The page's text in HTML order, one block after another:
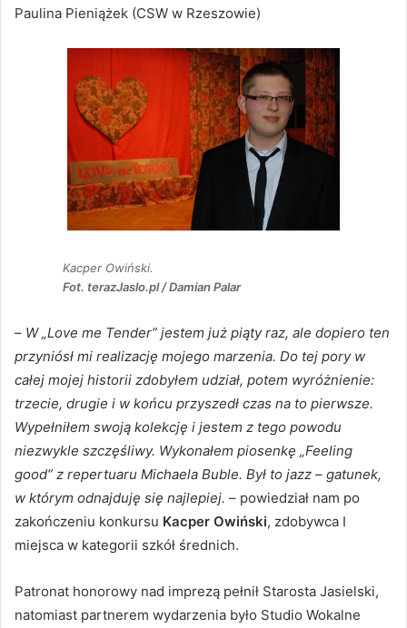
Paulina Pieniążek (CSW w Rzeszowie)
Kacper Owiński.
Fot. terazJaslo.pl / Damian Palar
– W „Love me Tender” jestem już piąty raz, ale dopiero ten
przyniósł mi realizację mojego marzenia. Do tej pory w
całej mojej historii zdobyłem udział, potem wyróżnienie:
trzecie, drugie i w końcu przyszedł czas na to pierwsze.
Wypełniłem swoją kolekcję i jestem z tego powodu
niezwykle szczęśliwy. Wykonałem piosenkę „Feeling
good” z repertuaru Michaela Buble. Był to jazz – gatunek,
w którym odnajduję się najlepiej. – powiedział nam po
zakończeniu konkursu Kacper Owiński, zdobywca I
miejsca w kategorii szkół średnich.
Patronat honorowy nad imprezą pełnił Starosta Jasielski,
natomiast partnerem wydarzenia było Studio Wokalne